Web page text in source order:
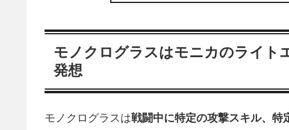
モノクログラスはモニカのライト
発想
モノクログラスは戦闘中に特定の攻撃スキル、特